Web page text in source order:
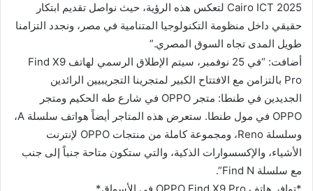
Cairo ICT 2025 لتعكس هذه الرؤية، حيث نواصل تقديم ابتكار
حقيقي داخل منظومة التكنولوجيا المتنامية في مصر، ونجدد التزامنا
طويل المدى تجاه السوق المصري.”
أضافت: “في 25 نوفمبر، سيتم الإطلاق الرسمي لهاتف Find X9
Pro بالتزامن مع الافتتاح الكبير لمتجرينا التجريبيين الرائدين
الجديدين في طنطا: متجر OPPO في شارع طه الحكيم ومتجر
OPPO في مول طنطا. ستعرض هذه المتاجر أيضاً هواتف سلسلة A،
وسلسلة Reno، ومجموعة كاملة من منتجات OPPO لإنترنت
الأشياء، والإكسسوارات الذكية، والتي ستكون متاحة جنباً إلى جنب
مع سلسلة Find N”.